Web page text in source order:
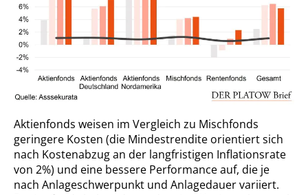
Aktienfonds weisen im Vergleich zu Mischfonds
geringere Kosten (die Mindestrendite orientiert sich
nach Kostenabzug an der langfristigen Inflationsrate
von 2%) und eine bessere Performance auf, die je
nach Anlageschwerpunkt und Anlagedauer variiert.